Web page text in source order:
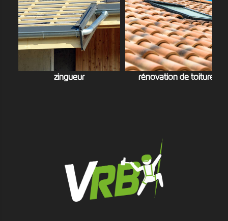
zingueur rénovation de toiture